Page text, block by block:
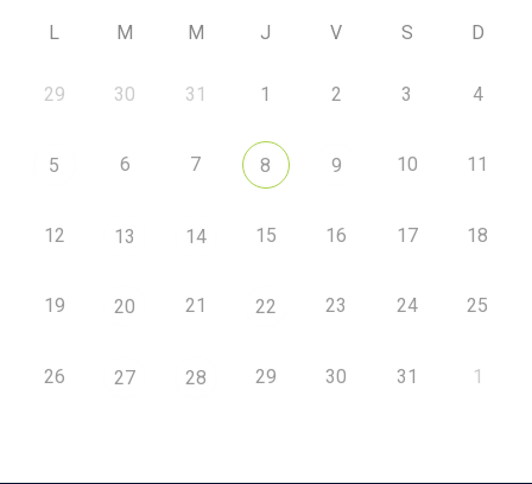
L M M J V S D
29 30 31 1 2 3 4
5 6 7 8 9 10 11
12 13 14 15 16 17 18
19 20 21 22 23 24 25
26 27 28 29 30 31 1